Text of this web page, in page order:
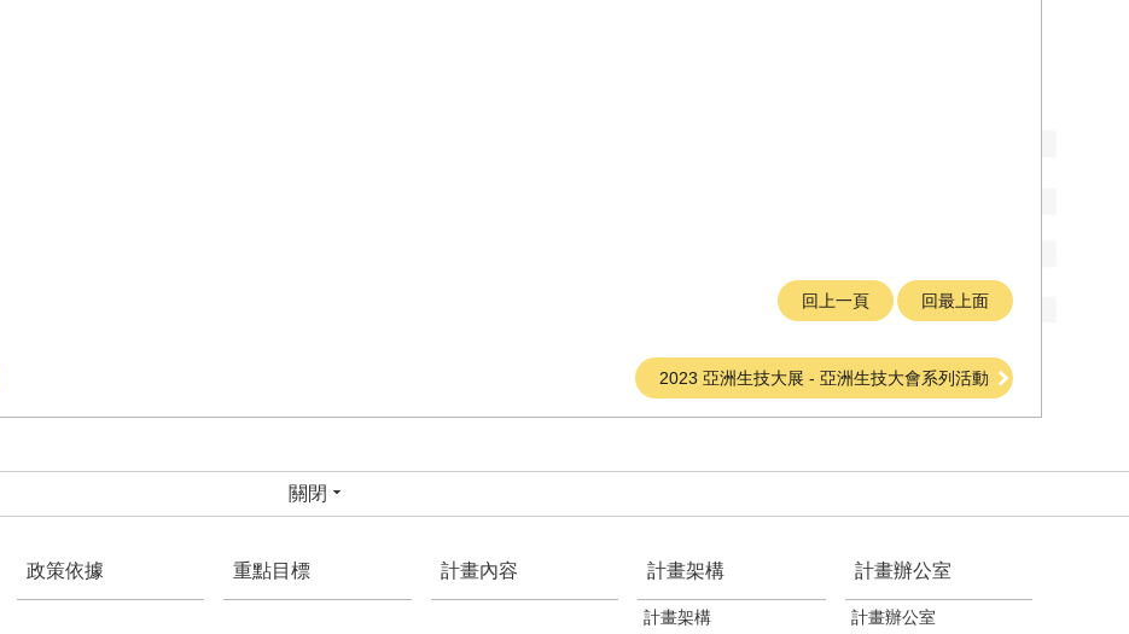
回上一頁 回最上面
2023 亞洲生技大展 - 亞洲生技大會系列活動
關閉
政策依據 重點目標 計畫內容 計畫架構
計畫架構
計畫辦公室
計畫辦公室